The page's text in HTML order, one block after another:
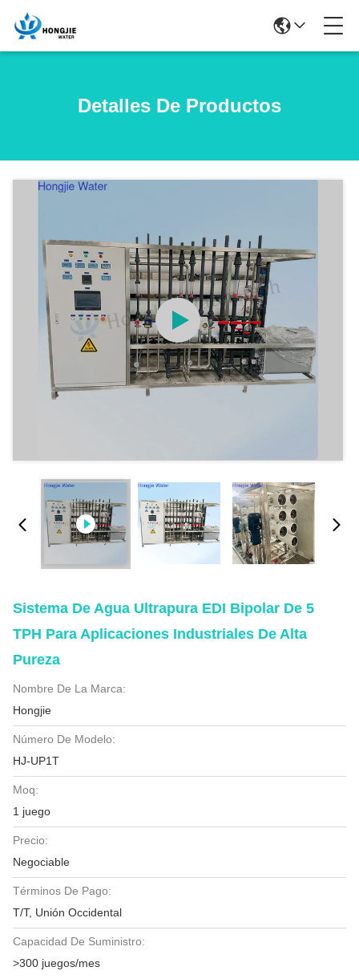
Detalles De Productos
Sistema De Agua Ultrapura EDI Bipolar De 5
TPH Para Aplicaciones Industriales De Alta
Pureza
Nombre De La Marca:
Hongjie
Número De Modelo:
HJ-UP1T
Moq:
1 juego
Precio:
Negociable
Términos De Pago:
T/T, Unión Occidental
Capacidad De Suministro:
>300 juegos/mes